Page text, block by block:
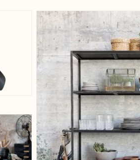
larger image
larger image